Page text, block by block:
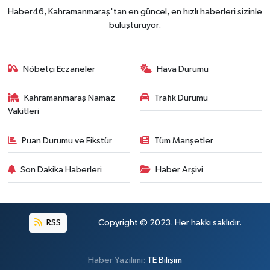
Kahramanmaraş'ın Tarihi Mirası İçin Ankara'da
Haber46, Kahramanmaraş'tan en güncel, en hızlı haberleri sizinle
buluşturuyor.
Nöbetçi Eczaneler Hava Durumu
Kahramanmaraş Namaz
Vakitleri
Trafik Durumu
Puan Durumu ve Fikstür Tüm Manşetler
Son Dakika Haberleri Haber Arşivi
RSS Copyright © 2023. Her hakkı saklıdır.
Haber Yazılımı: TE Bilişim